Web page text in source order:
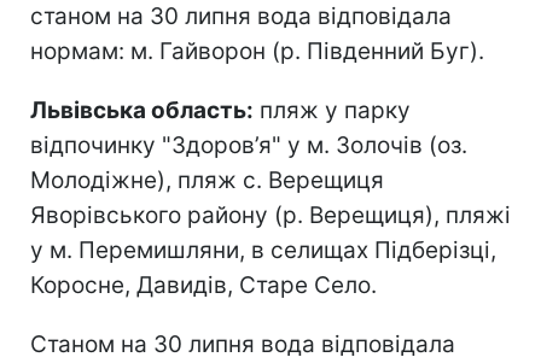
станом на 30 липня вода відповідала
нормам: м. Гайворон (р. Південний Буг).
Львівська область: пляж у парку
відпочинку "Здоров’я" у м. Золочів (оз.
Молодіжне), пляж с. Верещиця
Яворівського району (р. Верещиця), пляжі
у м. Перемишляни, в селищах Підберізці,
Коросне, Давидів, Старе Село.
Станом на 30 липня вода відповідала